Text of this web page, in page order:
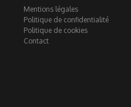
Mentions légales
Politique de confidentialité
Politique de cookies
Contact